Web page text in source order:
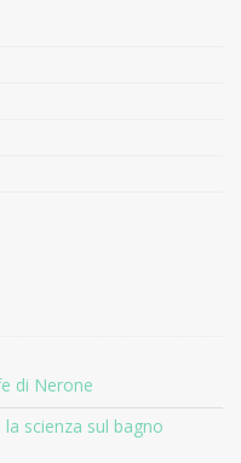
di Nerone
scienza sul bagno